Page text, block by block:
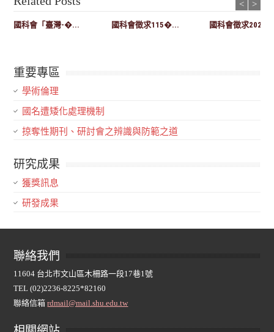
國科會「臺灣-�... 國科會徵求115�... 國科會徵求2027-
< >
重要專區
學術倫理
國名遭矮化處理機制
掠奪性期刊、研討會之辨識與防範之道
研究成果
獲獎訊息
研發成果
聯絡我們
11604 台北市文山區木柵路一段17巷1號
TEL (02)2236-8225*82160
聯絡信箱rdmail@mail.shu.edu.tw